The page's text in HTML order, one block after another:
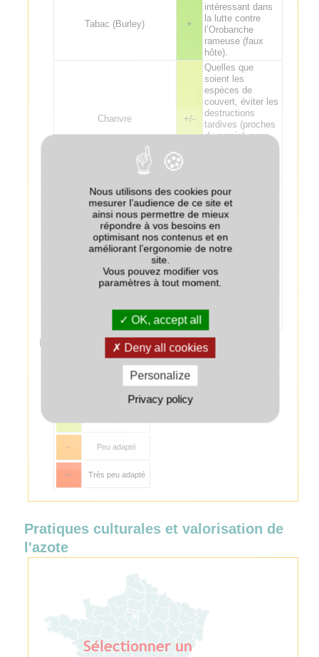
Tabac (Burley) +
intéressant dans
la lutte contre
l’Orobanche
rameuse (faux
hôte).
Chanvre +/-
Quelles que
soient les
espèces de
couvert, éviter les
destructions
tardives (proches
du semis), pour
Colza associé au couvert +/-
légumineuses
sont à éviter ou à
intégrer en
mélange à faible
densité car leur
croissance se fait
colza. Le lin
associé au colza
piège vis-à-vis
Légende :
- Peu adapté
-- Très peu adapté
Pratiques culturales et valorisation de
l'azote
Nous utilisons des cookies pour
mesurer l’audience de ce site et
ainsi nous permettre de mieux
répondre à vos besoins en
optimisant nos contenus et en
améliorant l’ergonomie de notre
site.
Vous pouvez modifier vos
paramètres à tout moment.
OK, accept all
Deny all cookies
Personalize
Privacy policy